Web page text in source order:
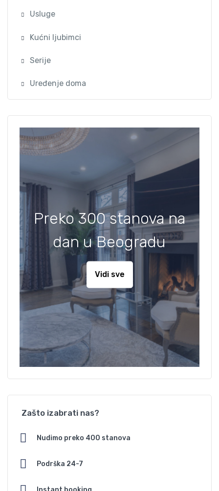
Usluge
Kućni ljubimci
Serije
Uređenje doma
Preko 300 stanova na
dan u Beogradu
Vidi sve
Zašto izabrati nas?
Nudimo preko 400 stanova
Podrška 24-7